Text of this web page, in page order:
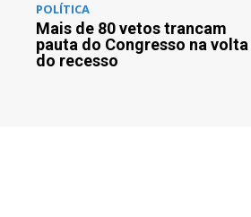
POLÍTICA
Mais de 80 vetos trancam
pauta do Congresso na volta
do recesso